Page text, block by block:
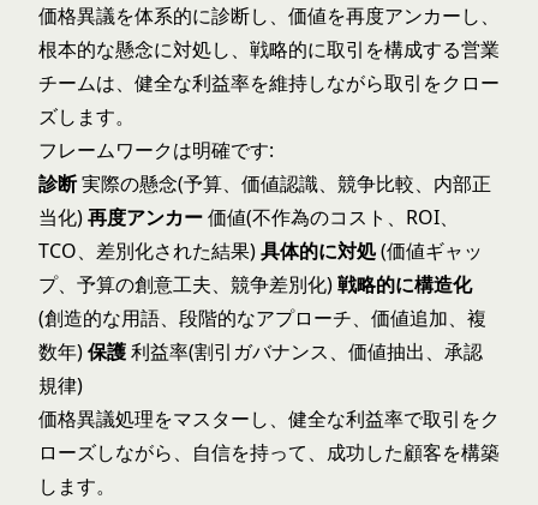
価格異議を体系的に診断し、価値を再度アンカーし、
根本的な懸念に対処し、戦略的に取引を構成する営業
チームは、健全な利益率を維持しながら取引をクロー
ズします。
フレームワークは明確です:
診断実際の懸念(予算、価値認識、競争比較、内部正
当化)再度アンカー価値(不作為のコスト、ROI、
TCO、差別化された結果)具体的に対処(価値ギャッ
プ、予算の創意工夫、競争差別化)戦略的に構造化
(創造的な用語、段階的なアプローチ、価値追加、複
数年)保護利益率(割引ガバナンス、価値抽出、承認
規律)
価格異議処理をマスターし、健全な利益率で取引をク
ローズしながら、自信を持って、成功した顧客を構築
します。